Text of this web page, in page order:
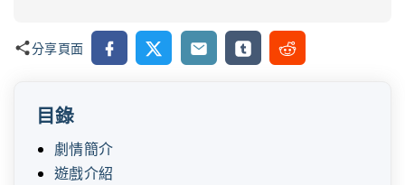
分享頁面 Facebook
X Email TumblrReddit
目錄
劇情簡介
遊戲介紹